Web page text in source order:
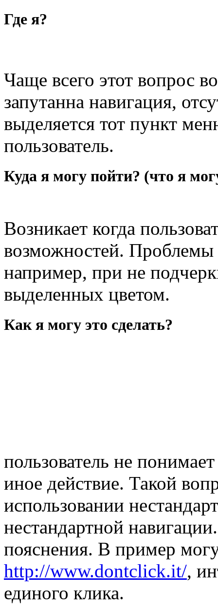
Где я?
Чаще всего этот вопрос
запутанна навигация,
выделяется тот пункт
пользователь.
Куда я могу пойти? (что я
Возникает когда
возможностей. Проблемы
например, при не
выделенных цветом.
Как я могу это сделать?
пользователь не
иное действие. Такой
использовании
нестандартной
пояснения. В пример
http://www.dontclick.it/,
единого клика.